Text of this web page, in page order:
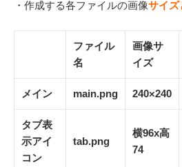
・作成する各ファイルの画像サイズ
ファイル
名
画像サ
イズ
メイン main.png 240×240
タブ表
示アイ
コン
tab.png
横96x高
74